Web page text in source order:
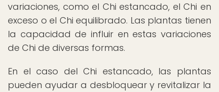
variaciones, como el Chi estancado, el Chi en
exceso o el Chi equilibrado. Las plantas tienen
la capacidad de influir en estas variaciones
de Chi de diversas formas.
En el caso del Chi estancado, las plantas
pueden ayudar a desbloquear y revitalizar la